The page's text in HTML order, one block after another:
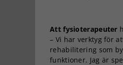
Att fysioterapeuter
– Vi har verktyg för
rehabilitering som
funktioner. Jag är